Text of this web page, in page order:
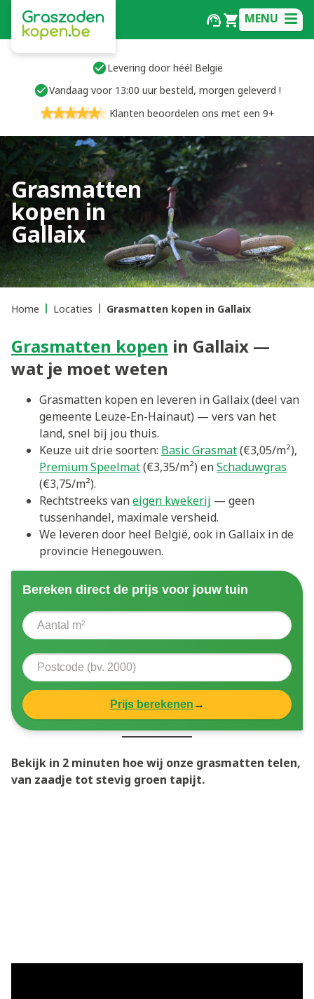
MENU
Levering door héél België
Vandaag voor 13:00 uur besteld, morgen geleverd !
Klanten beoordelen ons met een 9+
Grasmatten
kopen in
Gallaix
Home Locaties Grasmatten kopen in Gallaix
Grasmatten kopen in Gallaix —
wat je moet weten
Grasmatten kopen en leveren in Gallaix (deel van
gemeente Leuze-En-Hainaut) — vers van het
land, snel bij jou thuis.
Keuze uit drie soorten: Basic Grasmat(€3,05/m²),
Premium Speelmat(€3,35/m²) enSchaduwgras
(€3,75/m²).
Rechtstreeks vaneigen kwekerij — geen
tussenhandel, maximale versheid.
We leveren door heel België, ook in Gallaix in de
provincie Henegouwen.
Bereken direct de prijs voor jouw tuin
Prijs berekenen →
Bekijk in 2 minuten hoe wij onze grasmatten telen,
van zaadje tot stevig groen tapijt.